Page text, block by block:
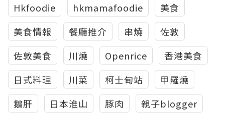
Hkfoodie
hkmamafoodie
美食
美食情報
餐廳推介 串燒
佐敦
佐敦美食
川燒 Openrice
香港美食
日式料理
川菜 柯士甸站
甲羅燒
鵝肝
日本淮山 豚肉 親子blogger